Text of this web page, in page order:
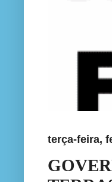
terça-feira,